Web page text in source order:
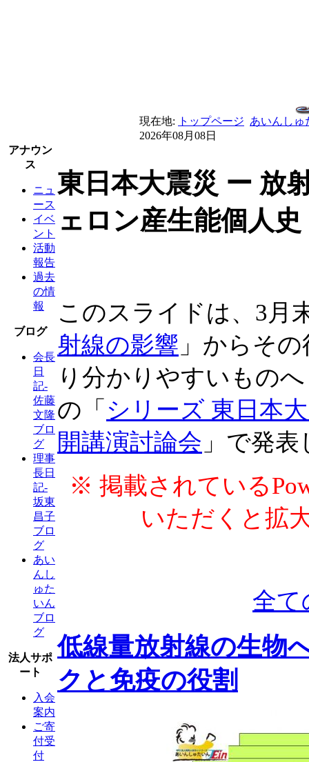
現在地: トップページ あいんしゅ
2026年08月08日
アナウン
ス
ニュ
ース
イベ
ント
活動
報告
過去
の情
報
ブログ
会長
日
記-
佐藤
文隆
ブロ
グ
理事
長日
記-
坂東
昌子
ブロ
グ
あい
んし
ゅた
いん
ブロ
グ
法人サポ
ート
入会
案内
ご寄
付受
付
東日本大震災 ー 放
ェロン産生能個人史
このスライドは、3月
射線の影響 」からそ
り分かりやすいもの
の「 シリーズ 東日本
開講演討論会 」で発
※ 掲載されている
いただくと拡
全て
低線量放射線の生物
クと免疫の役割